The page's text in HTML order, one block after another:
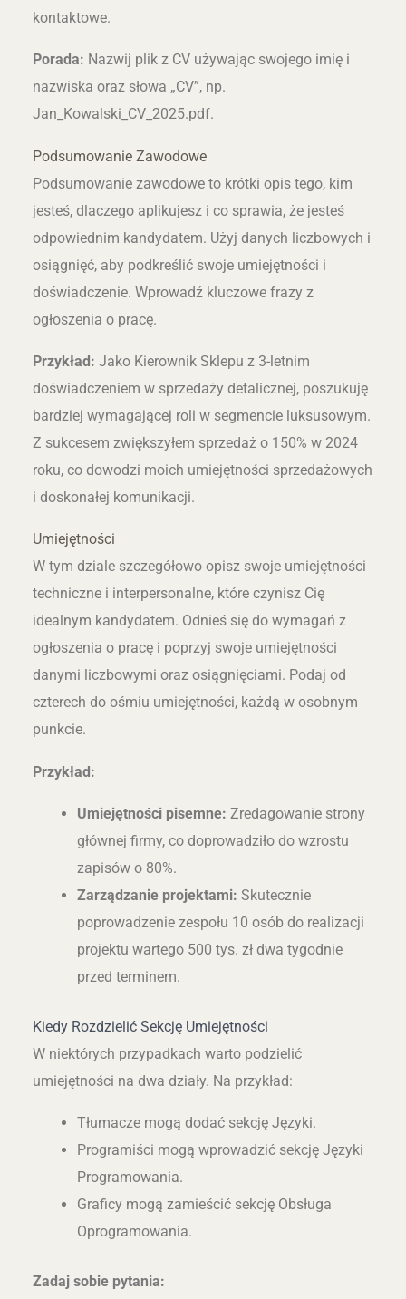
kontaktowe.
Porada: Nazwij plik z CV używając swojego imię i
nazwiska oraz słowa „CV”, np.
Jan_Kowalski_CV_2025.pdf.
Podsumowanie Zawodowe
Podsumowanie zawodowe to krótki opis tego, kim
jesteś, dlaczego aplikujesz i co sprawia, że jesteś
odpowiednim kandydatem. Użyj danych liczbowych i
osiągnięć, aby podkreślić swoje umiejętności i
doświadczenie. Wprowadź kluczowe frazy z
ogłoszenia o pracę.
Przykład: Jako Kierownik Sklepu z 3-letnim
doświadczeniem w sprzedaży detalicznej, poszukuję
bardziej wymagającej roli w segmencie luksusowym.
Z sukcesem zwiększyłem sprzedaż o 150% w 2024
roku, co dowodzi moich umiejętności sprzedażowych
i doskonałej komunikacji.
Umiejętności
W tym dziale szczegółowo opisz swoje umiejętności
techniczne i interpersonalne, które czynisz Cię
idealnym kandydatem. Odnieś się do wymagań z
ogłoszenia o pracę i poprzyj swoje umiejętności
danymi liczbowymi oraz osiągnięciami. Podaj od
czterech do ośmiu umiejętności, każdą w osobnym
punkcie.
Przykład:
Umiejętności pisemne: Zredagowanie strony
głównej firmy, co doprowadziło do wzrostu
zapisów o 80%.
Zarządzanie projektami: Skutecznie
poprowadzenie zespołu 10 osób do realizacji
projektu wartego 500 tys. zł dwa tygodnie
przed terminem.
Kiedy Rozdzielić Sekcję Umiejętności
W niektórych przypadkach warto podzielić
umiejętności na dwa działy. Na przykład:
Tłumacze mogą dodać sekcję Języki.
Programiści mogą wprowadzić sekcję Języki
Programowania.
Graficy mogą zamieścić sekcję Obsługa
Oprogramowania.
Zadaj sobie pytania: